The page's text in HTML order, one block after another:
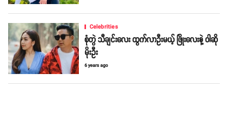
Celebrities
စုံတွဲ သီချင်းလေး ထွက်လာဦးမယ့် ဖြိုးလေးနဲ့ ဝါဆို
မိုးဦး
6 years ago